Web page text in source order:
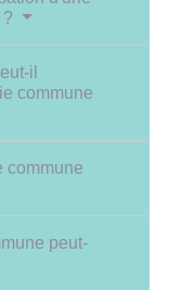
il
commune
commune
peut-